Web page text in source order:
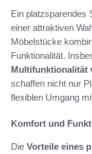
Ein platzsparendes
einer attraktiven
Möbelstücke
Funktionalität.
Multifunktionalität
schaffen nicht nur
flexiblen Umgang
Komfort und
Die Vorteile eines